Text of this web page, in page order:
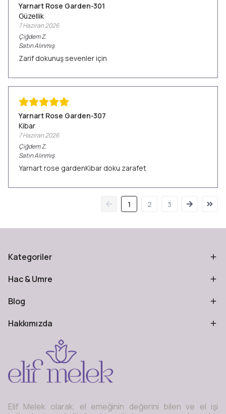
Yarnart Rose Garden-301
Güzellik
7 Haziran 2026
ÇiğdemZ.
Satın Alınmış
Zarif dokunuş sevenler için
Yarnart Rose Garden-307
Kibar
7 Haziran 2026
ÇiğdemZ.
Satın Alınmış
Yarnart rose gardenKibar doku zarafet
1 2 3
Kategoriler
Hac & Umre
Blog
Hakkımızda
Elif Melek olarak, el emeğinin değerini bilen ve el işi